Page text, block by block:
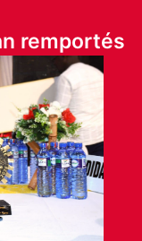
remportés